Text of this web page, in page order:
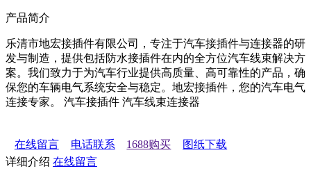
产品简介
乐清市地宏接插件有限公司，专注于汽车接插件与连接器的研
发与制造，提供包括防水接插件在内的全方位汽车线束解决方
案。我们致力于为汽车行业提供高质量、高可靠性的产品，确
保您的车辆电气系统安全与稳定。地宏接插件，您的汽车电气
连接专家。 汽车接插件 汽车线束连接器
在线留言 电话联系 1688购买
图纸下载
详细介绍 在线留言